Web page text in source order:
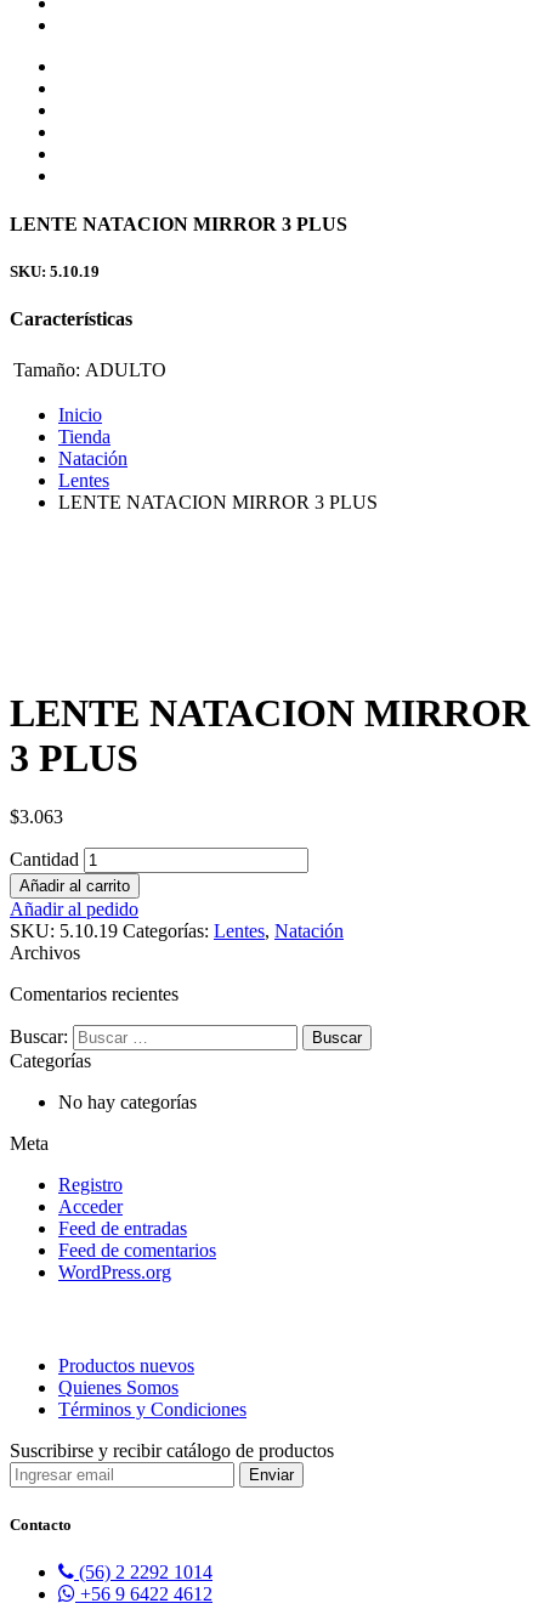
LENTE NATACION MIRROR 3 PLUS
SKU: 5.10.19
Características
Tamaño: ADULTO
Inicio
Tienda
Natación
Lentes
LENTE NATACION MIRROR 3 PLUS
LENTE NATACION MIRROR
3 PLUS
$3.063
Cantidad
Añadir al carrito
Añadir al pedido
SKU: 5.10.19 Categorías: Lentes, Natación
Archivos
Comentarios recientes
Buscar:
Categorías
No hay categorías
Meta
Registro
Acceder
Feed de entradas
Feed de comentarios
WordPress.org
Productos nuevos
Quienes Somos
Términos y Condiciones
Suscribirse y recibir catálogo de productos
Contacto
(56) 2 2292 1014
+56 9 6422 4612